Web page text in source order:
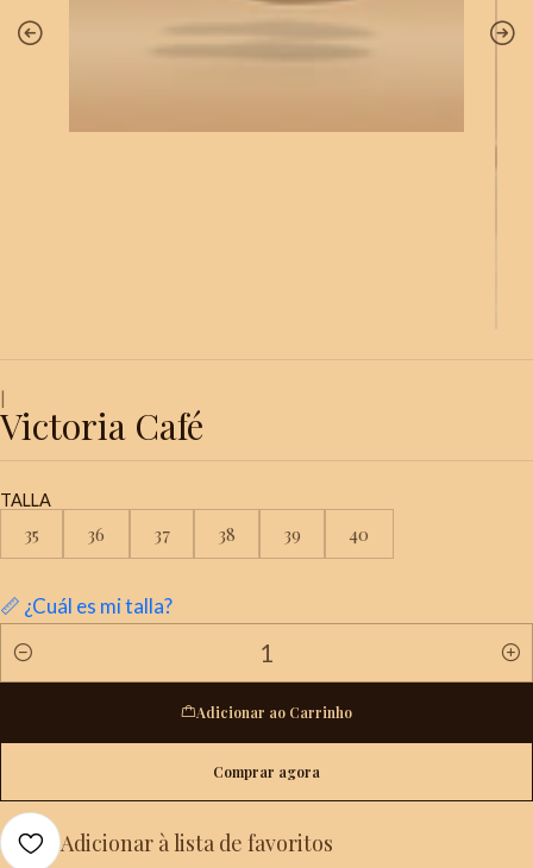
|
Victoria Café
TALLA
35 36 37 38 39 40
📏 ¿Cuál es mi talla?
Quantidade
Adicionar ao Carrinho
Comprar agora
Adicionar à lista de favoritos